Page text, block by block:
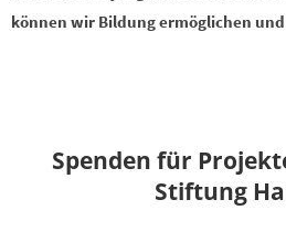
können wir Bildung ermöglichen